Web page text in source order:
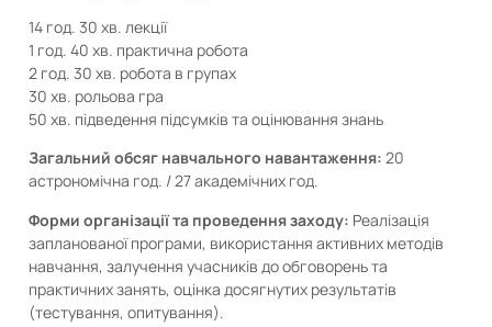
14 год. 30 хв. лекції
1 год. 40 хв. практична робота
2 год. 30 хв. робота в групах
30 хв. рольова гра
50 хв. підведення підсумків та оцінювання знань
Загальний обсяг навчального навантаження: 20
астрономічна год. / 27 академічних год.
Форми організації та проведення заходу: Реалізація
запланованої програми, використання активних методів
навчання, залучення учасників до обговорень та
практичних занять, оцінка досягнутих результатів
(тестування, опитування).